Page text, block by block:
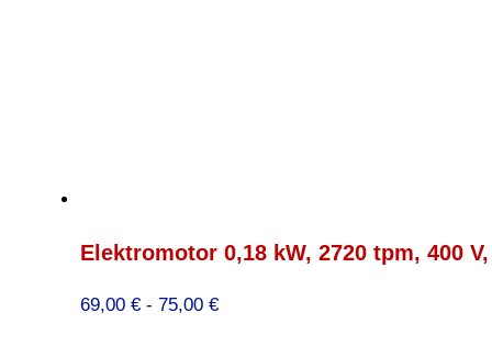
Elektromotor 0,18 kW, 2720 tpm, 400
69,00 € - 75,00 €Prijsklasse: